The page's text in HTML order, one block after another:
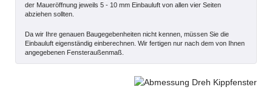
der Maueröffnung jeweils 5 - 10 mm Einbauluft von allen vier Seiten
abziehen sollten.
Da wir Ihre genauen Baugegebenheiten nicht kennen, müssen Sie die
Einbauluft eigenständig einberechnen. Wir fertigen nur nach dem von Ihnen
angegebenen Fensteraußenmaß.